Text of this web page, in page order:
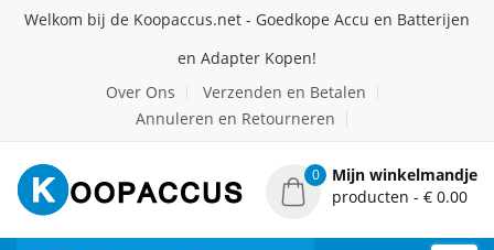
Welkom bij de Koopaccus.net - Goedkope Accu en Batterijen
en Adapter Kopen!
Over Ons
Verzenden en Betalen
Annuleren en Retourneren
0
Mijn winkelmandje
producten - € 0.00